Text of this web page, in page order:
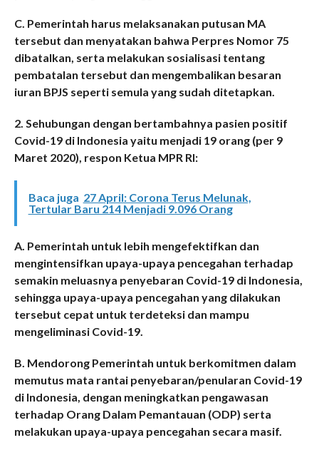
C. Pemerintah harus melaksanakan putusan MA
tersebut dan menyatakan bahwa Perpres Nomor 75
dibatalkan, serta melakukan sosialisasi tentang
pembatalan tersebut dan mengembalikan besaran
iuran BPJS seperti semula yang sudah ditetapkan.
2. Sehubungan dengan bertambahnya pasien positif
Covid-19 di Indonesia yaitu menjadi 19 orang (per 9
Maret 2020), respon Ketua MPR RI:
Baca juga 27 April: Corona Terus Melunak,
Tertular Baru 214 Menjadi 9.096 Orang
A. Pemerintah untuk lebih mengefektifkan dan
mengintensifkan upaya-upaya pencegahan terhadap
semakin meluasnya penyebaran Covid-19 di Indonesia,
sehingga upaya-upaya pencegahan yang dilakukan
tersebut cepat untuk terdeteksi dan mampu
mengeliminasi Covid-19.
B. Mendorong Pemerintah untuk berkomitmen dalam
memutus mata rantai penyebaran/penularan Covid-19
di Indonesia, dengan meningkatkan pengawasan
terhadap Orang Dalam Pemantauan (ODP) serta
melakukan upaya-upaya pencegahan secara masif.